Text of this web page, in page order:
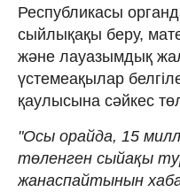
Республикасы
сыйлықақы беру,
және лауазымдық
үстемеақылар
қаулысына сәйкес
"Осы орайда, 15
төленген сыйақы
жанаспайтынын